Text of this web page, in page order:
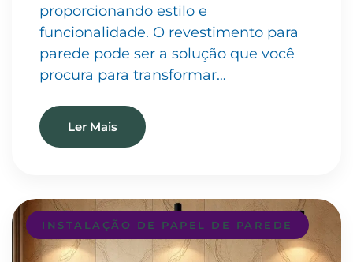
proporcionando estilo e
funcionalidade. O revestimento para
parede pode ser a solução que você
procura para transformar…
Ler Mais
INSTALAÇÃO DE PAPEL DE PAREDE